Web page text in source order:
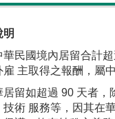
明
國境內居留合計超
主取得之報酬，屬
如超過 90 天者，
術 服務等，因其在